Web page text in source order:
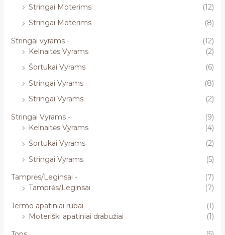
Stringai Moterims
(12)
Stringai Moterims
(8)
Stringai vyrams -
(12)
Kelnaitės Vyrams
(2)
Šortukai Vyrams
(6)
Stringai Vyrams
(8)
Stringai Vyrams
(2)
Stringai Vyrams -
(9)
Kelnaitės Vyrams
(4)
Šortukai Vyrams
(2)
Stringai Vyrams
(5)
Tamprės/Leginsai -
(7)
Tamprės/Leginsai
(7)
Termo apatiniai rūbai -
(1)
Moteriški apatiniai drabužiai
(1)